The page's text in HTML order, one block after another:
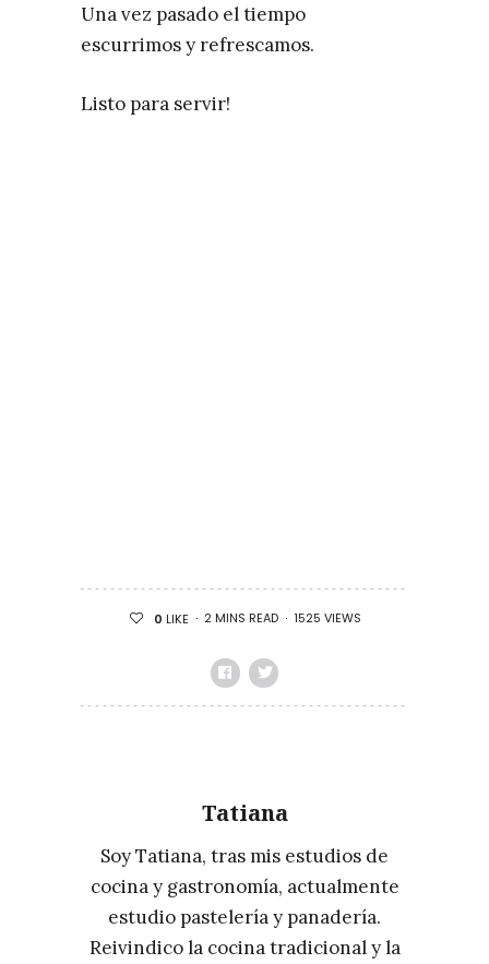
Una vez pasado el tiempo
escurrimos y refrescamos.
Listo para servir!
0 LIKE 2 MINS READ 1525 VIEWS
Tatiana
Soy Tatiana, tras mis estudios de
cocina y gastronomía, actualmente
estudio pastelería y panadería.
Reivindico la cocina tradicional y la